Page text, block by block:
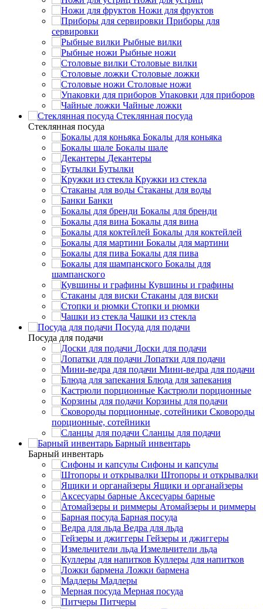
Ножи для фруктов
Приборы для
сервировки
Рыбные вилки
Рыбные ножи
Столовые вилки
Столовые ложки
Столовые ножи
Упаковки для приборов
Чайные ложки
Стеклянная посуда
Стеклянная посуда
Бокалы для коньяка
Бокалы шале
Декантеры
Бутылки
Кружки из стекла
Стаканы для воды
Банки
Бокалы для бренди
Бокалы для вина
Бокалы для коктейлей
Бокалы для мартини
Бокалы для пива
Бокалы для
шампанского
Кувшины и графины
Стаканы для виски
Стопки и рюмки
Чашки из стекла
Посуда для подачи
Посуда для подачи
Доски для подачи
Лопатки для подачи
Мини-ведра для подачи
Блюда для запекания
Кастрюли порционные
Корзины для подачи
Сковороды
порционные, сотейники
Сланцы для подачи
Барный инвентарь
Барный инвентарь
Сифоны и капсулы
Штопоры и открывалки
Ящики и органайзеры
Аксесуары барные
Атомайзеры и риммеры
Барная посуда
Ведра для льда
Гейзеры и джиггеры
Измельчители льда
Куллеры для напитков
Ложки бармена
Мадлеры
Мерная посуда
Питчеры